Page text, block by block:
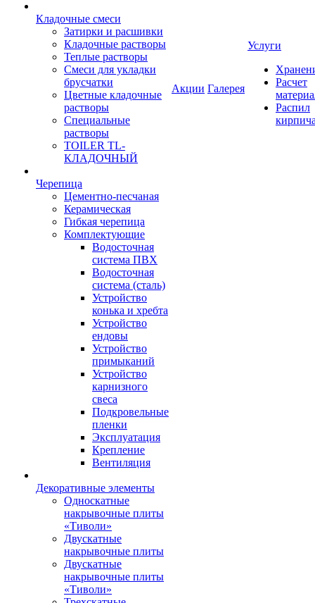
Кладочные смеси
Затирки и расшивки
Кладочные растворы
Теплые растворы
Смеси для укладки
брусчатки
Цветные кладочные
растворы
Специальные
растворы
TOILER TL-
КЛАДОЧНЫЙ
Черепица
Цементно-песчаная
Керамическая
Гибкая черепица
Комплектующие
Водосточная
система ПВХ
Водосточная
система (сталь)
Устройство
конька и хребта
Устройство
ендовы
Устройство
примыканий
Устройство
карнизного
свеса
Подкровельные
пленки
Эксплуатация
Крепление
Вентиляция
Декоративные элементы
Односкатные
накрывочные плиты
«Тиволи»
Двускатные
накрывочные плиты
Двускатные
накрывочные плиты
«Тиволи»
Акции Галерея
Услуги
Расчет
Распил